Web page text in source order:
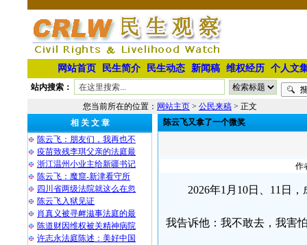
网站首页 民生简介 民生动态 新闻稿 维权经历 个人文
站内搜索：
您当前所在的位置： 网站主页 > 公民来稿 > 正文
相 关 文 章
陈云飞：朋友们，我再也不
疫苗致残李琪父亲的法庭最
浙江温州小业主给新疆书记
陈云飞：魔窟-新津看守所
四川省两级法院就这么在忽
陈云飞入狱见证
肖真义被寻衅滋事法庭的最
陈道财因维权被关精神病院
许志永法庭陈述：美好中国
陈云飞又拿了一个微奖
作
2026年1月10日、11日
我告诉他：我不敢去，我害